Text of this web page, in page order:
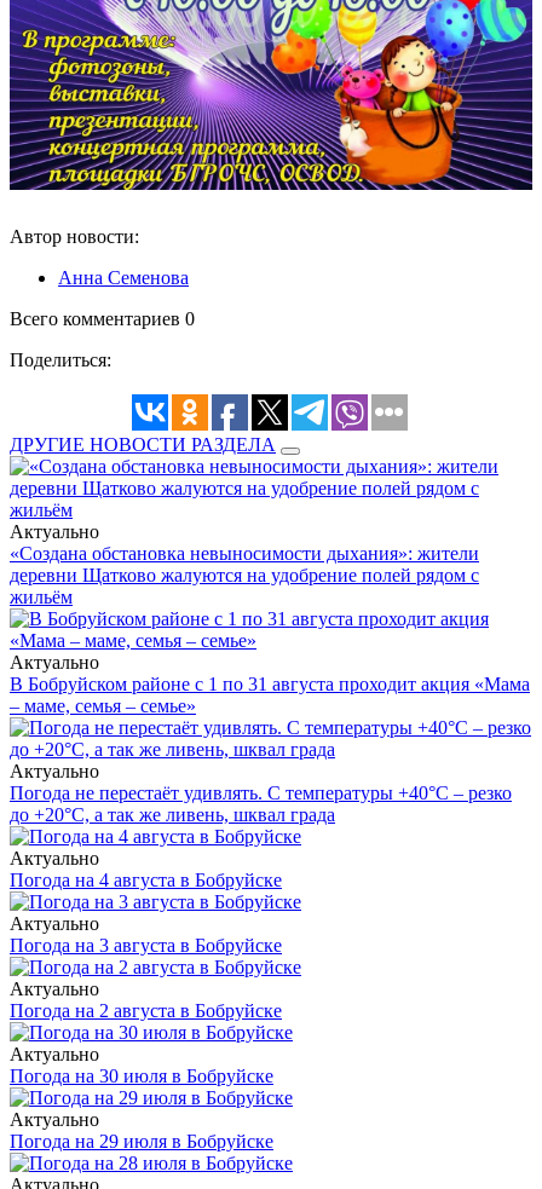
Автор новости:
Анна Семенова
Всего комментариев 0
Поделиться:
ДРУГИЕ НОВОСТИ РАЗДЕЛА
Актуально
«Создана обстановка невыносимости дыхания»: жители
деревни Щатково жалуются на удобрение полей рядом с
жильём
Актуально
В Бобруйском районе с 1 по 31 августа проходит акция «Мама
– маме, семья – семье»
Актуально
Погода не перестаёт удивлять. С температуры +40°С – резко
до +20°С, а так же ливень, шквал града
Актуально
Погода на 4 августа в Бобруйске
Актуально
Погода на 3 августа в Бобруйске
Актуально
Погода на 2 августа в Бобруйске
Актуально
Погода на 30 июля в Бобруйске
Актуально
Погода на 29 июля в Бобруйске